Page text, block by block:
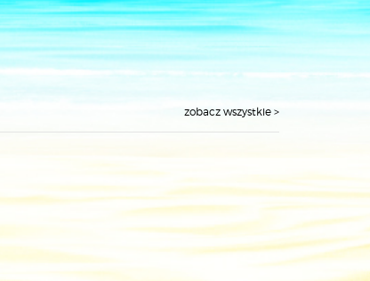
zobacz wszystkie >